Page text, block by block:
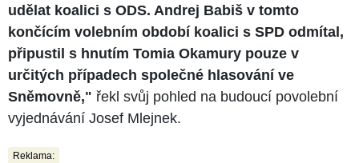
udělat koalici s ODS. Andrej Babiš v tomto
končícím volebním období koalici s SPD odmítal,
připustil s hnutím Tomia Okamury pouze v
určitých případech společné hlasování ve
Sněmovně," řekl svůj pohled na budoucí povolební
vyjednávání Josef Mlejnek.
Reklama: